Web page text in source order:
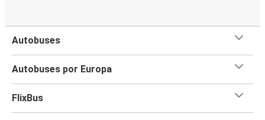
Autobuses
Autobuses por Europa
FlixBus